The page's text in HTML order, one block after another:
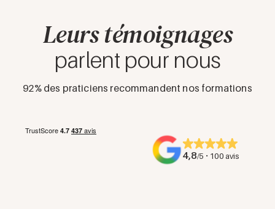
téléphone au 01 88 33 95 28 ou par mail à
contact@medere.fr .
Leurs témoignages
parlent pour nous
92% des praticiens recommandent nos formations
4,8/5 · 100 avis